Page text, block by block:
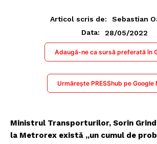
Articol scris de:
Sebastian
Data:
28/05/2022
Adaugă-ne ca sursă preferată în
Urmărește PRESShub pe Google
Ministrul Transporturilor, Sorin
la Metrorex există „un cumul de